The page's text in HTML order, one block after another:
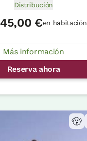
Distribución
45,00 €en habitación
Más información
Reserva ahora